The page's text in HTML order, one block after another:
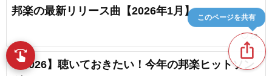
邦楽の最新リリース曲【2026年1月】
favorite_border29
【2026】聴いておきたい！今年の邦楽ヒットソン
ios_share
このページを共有
swipe 指先で音楽をブラウズ